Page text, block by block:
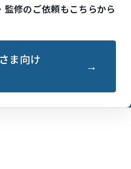
修のご依頼もこちらから
ま向け